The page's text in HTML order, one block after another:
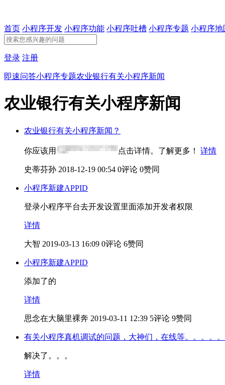
首页 小程序开发 小程序功能 小程序吐槽 小程序专题 小程序地
登录 注册
即速问答小程序专题农业银行有关小程序新闻
农业银行有关小程序新闻
农业银行有关小程序新闻？
你应该用 点击详情。了解更多！ 详情
史蒂芬孙 2018-12-19 00:54 0评论 0赞同
小程序新建APPID
登录小程序平台去开发设置里面添加开发者权限
详情
大智 2019-03-13 16:09 0评论 6赞同
小程序新建APPID
添加了的
详情
思念在大脑里裸奔 2019-03-11 12:39 5评论 9赞同
有关小程序真机调试的问题，大神们，在线等。。。。。
解决了。。。
详情